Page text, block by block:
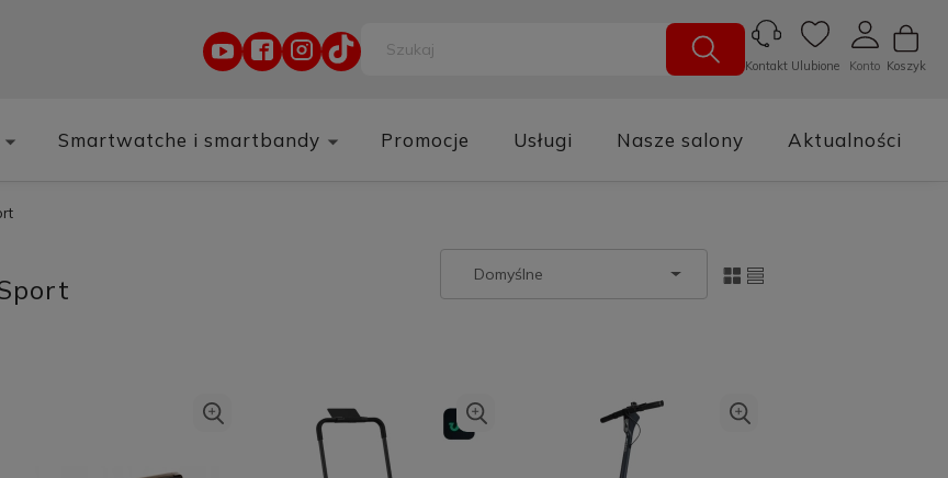
Koszyk
Konto
Ulubione
Kontakt
Smartwatche i smartbandy Promocje Usługi Nasze salony Aktualności